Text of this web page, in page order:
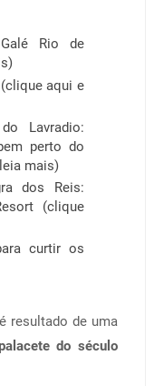
Rio de
aqui e
Lavradio:
perto do
mais)
dos Reis:
(clique
curtir os
resultado de uma
do século